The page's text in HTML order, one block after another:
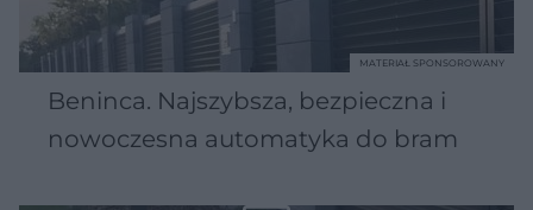
Beninca. Najszybsza, bezpieczna i
nowoczesna automatyka do bram
MATERIAŁ SPONSOROWANY